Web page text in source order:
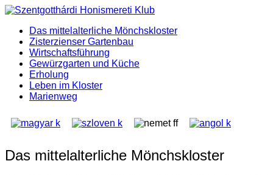
Das mittelalterliche Mönchskloster
Zisterzienser Gartenbau
Wirtschaftsführung
Gewürzgarten und Küche
Erholung
Leben im Kloster
Marienweg
Das mittelalterliche Mönchskloster